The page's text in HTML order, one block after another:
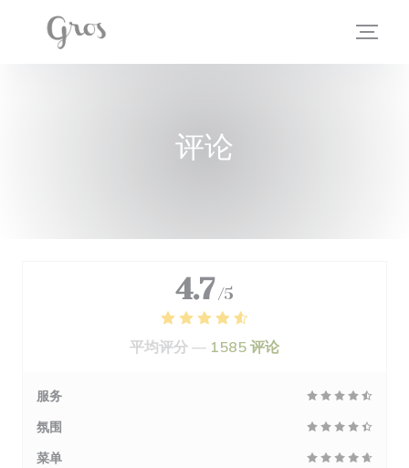
Cookie管理面板
评论
4.7 /5
平均评分 — 1585 评论
服务
氛围
菜单